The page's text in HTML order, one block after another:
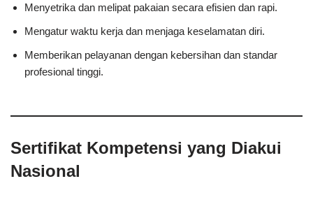
Menyetrika dan melipat pakaian secara efisien dan rapi.
Mengatur waktu kerja dan menjaga keselamatan diri.
Memberikan pelayanan dengan kebersihan dan standar
profesional tinggi.
Sertifikat Kompetensi yang Diakui
Nasional